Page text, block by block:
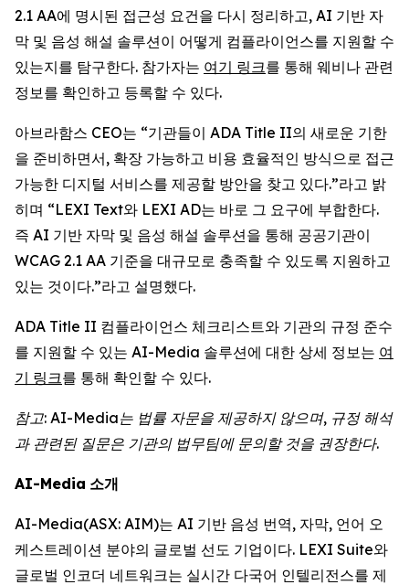
2.1 AA에 명시된 접근성 요건을 다시 정리하고, AI 기반 자
막 및 음성 해설 솔루션이 어떻게 컴플라이언스를 지원할 수
있는지를 탐구한다. 참가자는 여기 링크를 통해 웨비나 관련
정보를 확인하고 등록할 수 있다.
아브라함스 CEO는 “기관들이 ADA Title II의 새로운 기한
을 준비하면서, 확장 가능하고 비용 효율적인 방식으로 접근
가능한 디지털 서비스를 제공할 방안을 찾고 있다.”라고 밝
히며 “LEXI Text와 LEXI AD는 바로 그 요구에 부합한다.
즉 AI 기반 자막 및 음성 해설 솔루션을 통해 공공기관이
WCAG 2.1 AA 기준을 대규모로 충족할 수 있도록 지원하고
있는 것이다.”라고 설명했다.
ADA Title II 컴플라이언스 체크리스트와 기관의 규정 준수
를 지원할 수 있는 AI-Media 솔루션에 대한 상세 정보는 여
기 링크를 통해 확인할 수 있다.
참고: AI-Media는 법률 자문을 제공하지 않으며, 규정 해석
과 관련된 질문은 기관의 법무팀에 문의할 것을 권장한다.
AI-Media 소개
AI-Media(ASX: AIM)는 AI 기반 음성 번역, 자막, 언어 오
케스트레이션 분야의 글로벌 선도 기업이다. LEXI Suite와
글로벌 인코더 네트워크는 실시간 다국어 인텔리전스를 제